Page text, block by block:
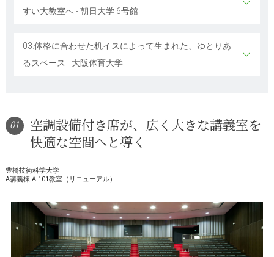
すい大教室へ - 朝日大学 6号館
03.体格に合わせた机イスによって生まれた、ゆとりあ
るスペース - 大阪体育大学
01
空調設備付き席が、広く大きな講義室を
快適な空間へと導く
豊橋技術科学大学
A講義棟 A-101教室（リニューアル）